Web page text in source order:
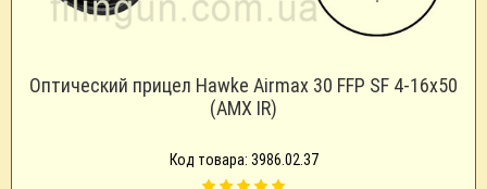
Оптический прицел Hawke Airmax 30 FFP SF 4-16x50
(AMX IR)
Код товара: 3986.02.37